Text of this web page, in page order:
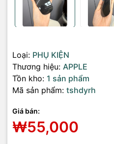
Loại: PHỤ KIỆN
Thương hiệu: APPLE
Tồn kho: 1 sản phẩm
Mã sản phẩm: tshdyrh
Giá bán:
₩55,000